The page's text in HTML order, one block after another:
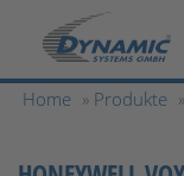
Home » Produkte